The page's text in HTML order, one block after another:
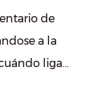
de
a la
liga
cu...